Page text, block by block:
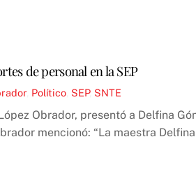
de personal en la SEP
, Político SEP, SNTE
Obrador, presentó a Delfina
mencionó: “La maestra